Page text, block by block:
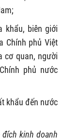
khẩu, biên giới
Chính phủ Việt
cơ quan, người
phủ nước
khẩu đến nước
đích kinh doanh